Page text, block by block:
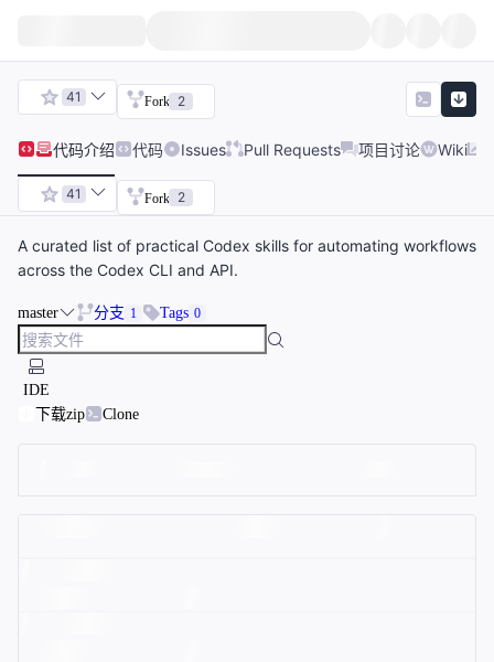
41 Fork 2
代码介绍 代码 Issues Pull Requests 项目讨论 Wiki
41 Fork 2
A curated list of practical Codex skills for automating workflows
across the Codex CLI and API.
master 分支 1 Tags 0
IDE
下载zip
Clone